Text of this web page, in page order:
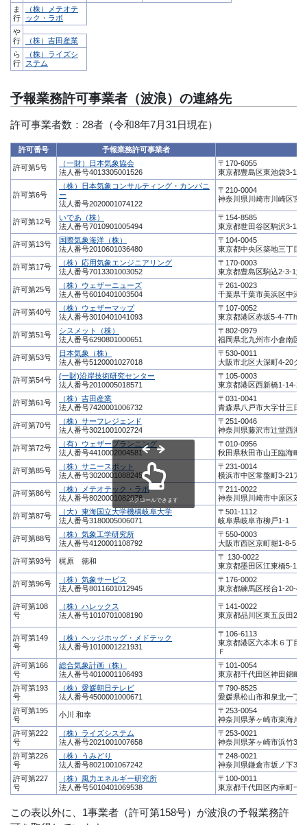
ま
行
（株）メテオテ
ック・ラボ
や
行
（株）吉田産業
ら
行
（株）ライズシ
ステム
予報業務許可事業者（波浪）の連絡先
許可事業者数：28者（令和8年7月31日現在）
許可番号 予報業務許可事業者
許可第5号
（一財）日本気象協会
法人番号4013305001526
〒170-6055
東京都豊島区東池袋3-1-
許可第6号
（株）日本気象コンサルティング・カンパニ
ー
法人番号2020001074122
〒210-0004
神奈川県川崎市川崎区宮
許可第12号
いであ（株）
法人番号7010901005494
〒154-8585
東京都世田谷区駒沢3-15-1
許可第13号
国際気象海洋（株）
法人番号2010601036480
〒104-0045
東京都中央区築地三丁目
許可第17号
（株）応用気象エンジニアリング
法人番号7013301003052
〒170-0003
東京都豊島区駒込2-3-1六
許可第25号
（株）ウェザーニューズ
法人番号6010401003504
〒261-0023
千葉県千葉市美浜区中瀬
許可第40号
（株）ウェザーマップ
法人番号3010401041093
〒107-0052
東京都港区赤坂5-4-7The
許可第51号
シスメット（株）
法人番号6290801000651
〒802-0979
福岡県北九州市小倉南区
許可第53号
日本気象（株）
法人番号5120001027018
〒530-0011
大阪市北区大深町4-20グ
許可第54号
(一財)沿岸技術研究センター
法人番号2010005018571
〒105-0003
東京都港区西新橋1-14-2
許可第61号
（株）吉田産業
法人番号7420001006732
〒031-0041
青森県八戸市大字廿三日
許可第70号
（株）サーフレジェンド
法人番号3021001002724
〒251-0046
神奈川県藤沢市辻堂西海
許可第72号
（有）ウェザープランニング
法人番号4410002004581
〒010-0956
秋田県秋田市山王臨海町
許可第85号
（株）サニースポット
法人番号3020001088245
〒231-0014
横浜市中区常盤町3-21ア
許可第86号
（株）メテオテック・ラボ
法人番号8020001082078
〒211-0022
神奈川県川崎市中原区苅
許可第87号
（大）東海国立大学機構岐阜大学
法人番号3180005006071
〒501-1112
岐阜県岐阜市柳戸1-1
許可第88号
（株）気象工学研究所
法人番号4120001108792
〒550-0003
大阪市西区京町堀1-8-5
許可第93号 梶原 徳和
〒 130-0022
東京都墨田区江東橋5-14-
許可第96号
（株）気象サービス
法人番号8011601012945
〒176-0002
東京都練馬区桜台1-20-4
許可第108
号
（株）ハレックス
法人番号1010701008190
〒141-0022
東京都品川区東五反田2-
許可第149
号
（株）ヘッジホッグ・メドテック
法人番号1010001221931
〒106-6113
東京都港区六本木６丁目
Ｆ
許可第166
号
総合気象計画（株）
法人番号4010001106493
〒101-0054
東京都千代田区神田錦町
許可第193
号
（株）愛媛朝日テレビ
法人番号4500001000671
〒790-8525
愛媛県松山市和泉北一丁
許可第195
号
小川 和幸
〒253-0054
神奈川県茅ヶ崎市東海岸
許可第222
号
（株）ライズシステム
法人番号2021001007658
〒253-0021
神奈川県茅ヶ崎市浜竹3-
許可第226
号
（株）うみどり
法人番号8021001067242
〒248-0021
神奈川県鎌倉市坂ノ下32
許可第227
号
（株）風力エネルギー研究所
法人番号5010401069538
〒100-0011
東京都千代田区内幸町一
スクロールできます
この表以外に、1事業者（許可第158号）が波浪の予報業務許